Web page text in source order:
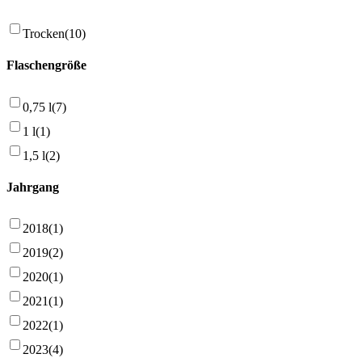
Trocken(10)
Flaschengröße
0,75 l(7)
1 l(1)
1,5 l(2)
Jahrgang
2018(1)
2019(2)
2020(1)
2021(1)
2022(1)
2023(4)